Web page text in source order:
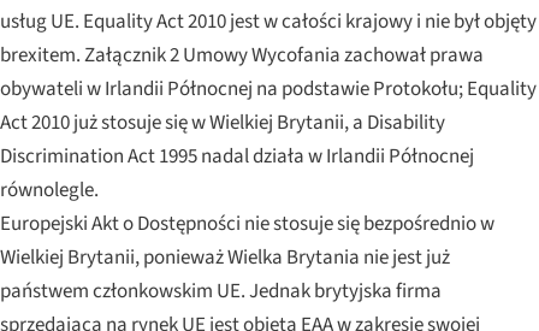
usług UE. Equality Act 2010 jest w całości krajowy i nie był objęty
brexitem. Załącznik 2 Umowy Wycofania zachował prawa
obywateli w Irlandii Północnej na podstawie Protokołu; Equality
Act 2010 już stosuje się w Wielkiej Brytanii, a Disability
Discrimination Act 1995 nadal działa w Irlandii Północnej
równolegle.
Europejski Akt o Dostępności nie stosuje się bezpośrednio w
Wielkiej Brytanii, ponieważ Wielka Brytania nie jest już
państwem członkowskim UE. Jednak brytyjska firma